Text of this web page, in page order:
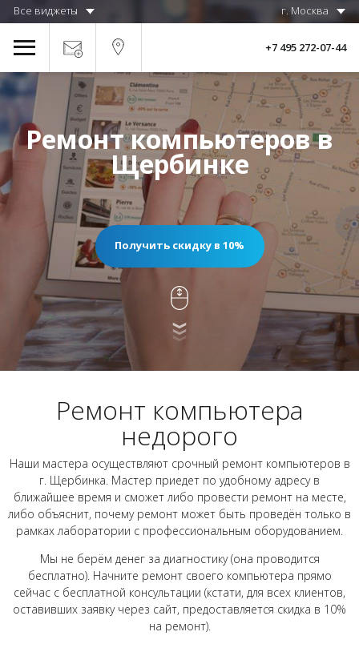
Все виджеты г. Москва
+7 495 272-07-44
Ремонт компьютеров в
Щербинке
Получить скидку в 10%
Ремонт компьютера
недорого
Наши мастера осуществляют срочный ремонт компьютеров в
г. Щербинка. Мастер приедет по удобному адресу в
ближайшее время и сможет либо провести ремонт на месте,
либо объяснит, почему ремонт может быть проведён только в
рамках лаборатории с профессиональным оборудованием.
Мы не берём денег за диагностику (она проводится
бесплатно). Начните ремонт своего компьютера прямо
сейчас с бесплатной консультации (кстати, для всех клиентов,
оставивших заявку через сайт, предоставляется скидка в 10%
на ремонт).